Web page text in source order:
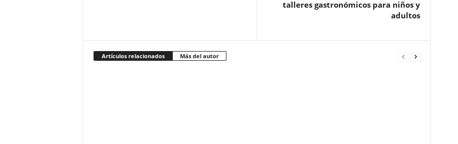
talleres gastronómicos para niños y
adultos
Artículos relacionados Más del autor